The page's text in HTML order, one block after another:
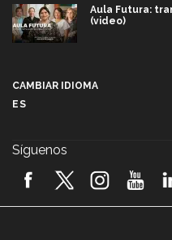
Aula Futura:
(video)
2026! (video)
CAMBIAR IDIOMA
ES
Síguenos